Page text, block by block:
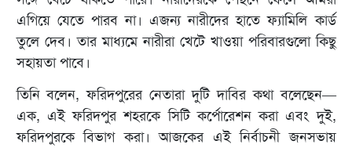
এগিয়ে যেতে পারব না। এজন্য নারীদের হাতে ফ্যামিলি কার্ড
তুলে দেব। তার মাধ্যমে নারীরা খেটে খাওয়া পরিবারগুলো কিছু
সহায়তা পাবে।
তিনি বলেন, ফরিদপুরের নেতারা দুটি দাবির কথা বলেছেন—
এক, এই ফরিদপুর শহরকে সিটি কর্পোরেশন করা এবং দুই,
ফরিদপুরকে বিভাগ করা। আজকের এই নির্বাচনী জনসভায়